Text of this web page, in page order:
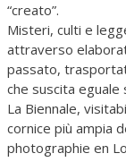
“creato”.
Misteri, culti e
attraverso
passato,
che suscita
La Biennale,
cornice più ampia
photographie en